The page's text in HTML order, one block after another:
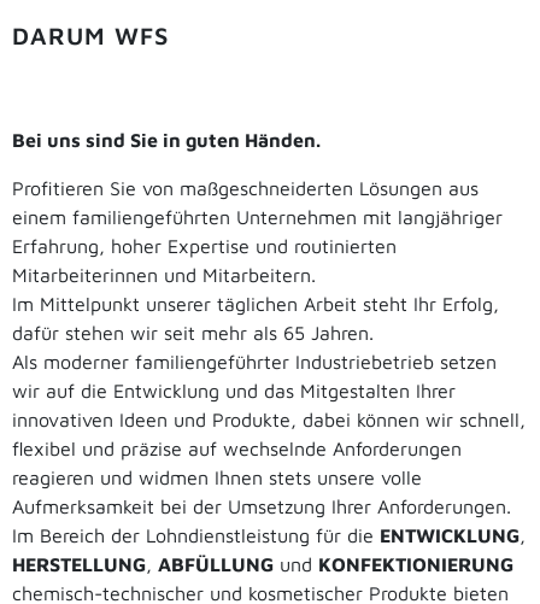
DARUM WFS
Bei uns sind Sie in guten Händen.
Profitieren Sie von maßgeschneiderten Lösungen aus
einem familiengeführten Unternehmen mit langjähriger
Erfahrung, hoher Expertise und routinierten
Mitarbeiterinnen und Mitarbeitern.
Im Mittelpunkt unserer täglichen Arbeit steht Ihr Erfolg,
dafür stehen wir seit mehr als 65 Jahren.
Als moderner familiengeführter Industriebetrieb setzen
wir auf die Entwicklung und das Mitgestalten Ihrer
innovativen Ideen und Produkte, dabei können wir schnell,
flexibel und präzise auf wechselnde Anforderungen
reagieren und widmen Ihnen stets unsere volle
Aufmerksamkeit bei der Umsetzung Ihrer Anforderungen.
Im Bereich der Lohndienstleistung für die ENTWICKLUNG,
HERSTELLUNG, ABFÜLLUNG und KONFEKTIONIERUNG
chemisch-technischer und kosmetischer Produkte bieten